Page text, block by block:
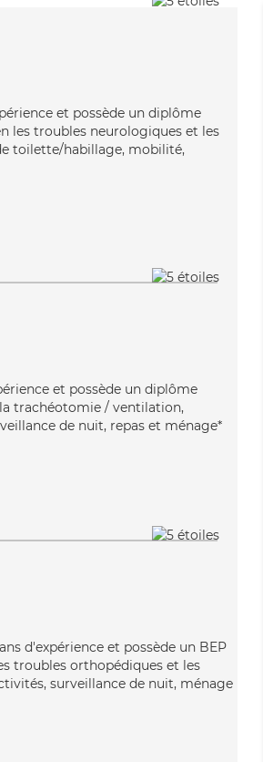
et possède un diplôme
les troubles neurologiques et les
toilette/habillage, mobilité,
et possède un diplôme
trachéotomie / ventilation,
de nuit, repas et ménage*
d'expérience et possède un BEP
troubles orthopédiques et les
surveillance de nuit, ménage